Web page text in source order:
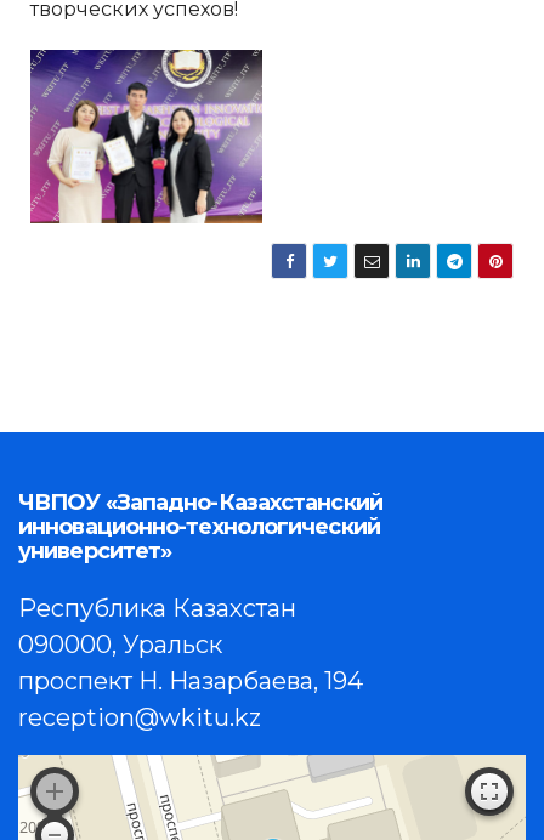
творческих успехов!
ЧВПОУ «Западно-Казахстанский
инновационно-технологический
университет»
Республика Казахстан
090000, Уральск
проспект Н. Назарбаева, 194
reception@wkitu.kz